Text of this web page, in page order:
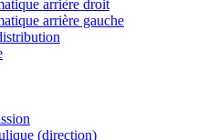
arrière droit
arrière gauche
(direction)